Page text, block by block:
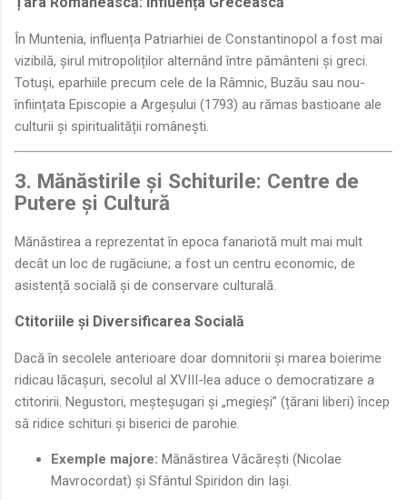
În Muntenia, influența Patriarhiei de Constantinopol a fost mai
vizibilă, șirul mitropoliților alternând între pământeni și greci.
Totuși, eparhiile precum cele de la Râmnic, Buzău sau nou-
înființata Episcopie a Argeșului (1793) au rămas bastioane ale
culturii și spiritualității românești.
3. Mănăstirile și Schiturile: Centre de
Putere și Cultură
Mănăstirea a reprezentat în epoca fanariotă mult mai mult
decât un loc de rugăciune; a fost un centru economic, de
asistență socială și de conservare culturală.
Ctitoriile și Diversificarea Socială
Dacă în secolele anterioare doar domnitorii și marea boierime
ridicau lăcașuri, secolul al XVIII-lea aduce o democratizare a
ctitoririi. Negustori, meșteșugari și „megieși” (țărani liberi) încep
să ridice schituri și biserici de parohie.
Exemple majore: Mănăstirea Văcărești (Nicolae
Mavrocordat) și Sfântul Spiridon din Iași.